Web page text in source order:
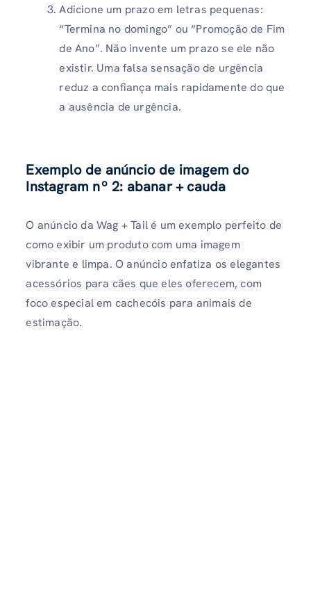
Adicione um prazo em letras pequenas:
“Termina no domingo” ou “Promoção de Fim
de Ano”. Não invente um prazo se ele não
existir. Uma falsa sensação de urgência
reduz a confiança mais rapidamente do que
a ausência de urgência.
Exemplo de anúncio de imagem do
Instagram nº 2: abanar + cauda
O anúncio da Wag + Tail é um exemplo perfeito de
como exibir um produto com uma imagem
vibrante e limpa. O anúncio enfatiza os elegantes
acessórios para cães que eles oferecem, com
foco especial em cachecóis para animais de
estimação.